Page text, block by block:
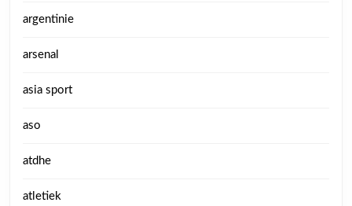
argentinie
arsenal
asia sport
aso
atdhe
atletiek